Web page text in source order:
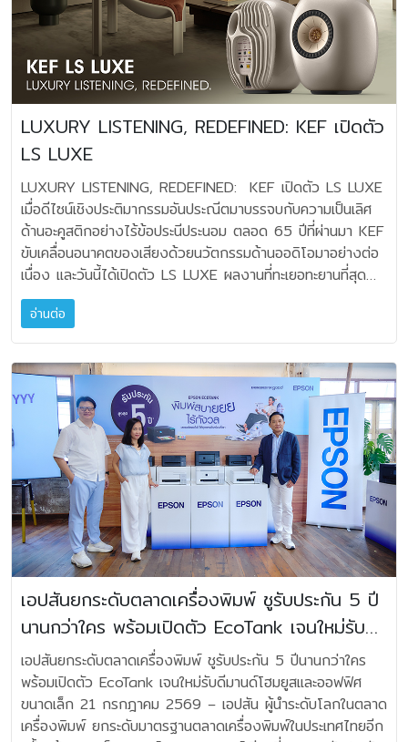
100 วัตต์ RMS ผ่านวูฟเฟอร์ขนาด 5.25 นิ้ว 1 ตัว และทวีต
เตอร์ Silk Dome ขนาด 0.75 นิ้ว 2 ตัว ให้เสียงต่ำที่หนักแน่น
และเสียงสูงที่คมชัด ขณะที่ AI Sound Boost ช่วยเพิ่มพลัง
เสียงและลดความผิดเพี้ยนเมื่อเปิดในระดับเสียงสูง ทำให้ทั้งเสียง
ร้อง ดนตรีประกอบ และจังหวะของเพลงคาราโอเกะยังคงชัดเจน
และเต็มอารมณ์ตลอดการร้อง ไฟเอฟเฟกต์แบบไดนามิกและ
เอฟเฟกต์สโตรบที่เคลื่อนไหวตามจังหวะเพลง ช่วยเติมเต็ม
บรรยากาศให้ทุกการร้อง สนุกยิ่งขึ้น และเปลี่ยนพื้นที่ธรรมดาให้
กลายเป็นเวทีคาราโอเกะส่วนตัวได้ในทันที เชื่อมต่อด้วย
Auracast™ และสนุกต่อเนื่องได้ยาวนาน ด้วย Bluetooth 5.4
และเทคโนโลยี Auracast™ ผู้ใช้สามารถจับคู่ JBL PartyBox
Encore 2 Plus จำนวน 2 ตัว เพื่อสร้างเสียงสเตอริโอ หรือ
เชื่อมต่อกับลำโพง JBL รุ่นอื่นที่รองรับ Auracast™ ได้พร้อม
กันหลายตัวแบบไร้สาย เพื่อขยายพื้นที่เสียงให้เหมาะกับทั้งห้องนั่ง
เล่น งานรวมกลุ่ม หรือปาร์ตี้คาราโอเกะที่มีผู้ร่วมงานมากขึ้น
แบตเตอรี่รองรับการเล่นเพลงได้นานสูงสุด 15 ชั่วโมงต่อการ
ชาร์จหนึ่งครั้ง โดยระยะเวลาการใช้งานจริง ขึ้นอยู่กับระดับเสียง
และประเภทของคอนเทนต์ เมื่อใกล้ถึงช่วงเพลงไฮไลต์ ผู้ใช้
สามารถชาร์จเร็วเพียง 10 นาที เพื่อเพิ่มเวลาเล่นเพลงได้สูงสุด
อีก 80 นาที หรือเปลี่ยนแบตเตอรี่สำรองที่จำหน่ายแยกต่างหาก
เพื่อยืดเวลาการร้อง และความสนุกให้ต่อเนื่องไม่มีสะดุด
ออกแบบมาเพื่อทุกโอกาส ผู้ใช้สามารถควบคุมเพลง การตั้งค่า
EQ ไฟเอฟเฟกต์ และเอฟเฟกต์ DJ ผ่านแอป JBL One ได้จาก
ทุกมุมของพื้นที่จัดงาน พร้อมมาตรฐานกันน้ำกระเซ็น IPX4 จึง
เหมาะกับทั้งค่ำคืนคาราโอเกะภายในบ้าน งานสังสรรค์ริมสระ และ
กิจกรรมกลางแจ้ง ตัวเครื่องมีขนาดกะทัดรัด พร้อมด้ามจับแบบ
ยืดหยุ่นและการออกแบบตามหลักสรีรศาสตร์ เพื่อความสะดวกใน
การเคลื่อนย้าย นอกจากนี้ JBL PartyBox Encore 2 Plus
ยังใช้ส่วนประกอบจากพลาสติกรีไซเคิลหลังการใช้งาน และบรรจุ
ถั่วเหลือง สะท้อนความมุ่งมั่นด้านความยั่งยืนของแบรนด์ สรุป
ฟีเจอร์เด่น • EasySing AI Vocal Removal ลดระดับเสียง
ร้องนำแบบเรียลไทม์ ปรับได้ 25%, 50% หรือ 100% •
High-Pitch Enhancement, Natural Reverb และ
BKK พระราม 9 (Show DC เดิม) งานนี้จัดเต็ม ครบ จบ
ทุกโซลูชัน ให้ผู้เข้าร่วมงานได้สัมผัสพลังเสียงระดับเรือธงและ
เทคโนโลยีสุดล้ำ แบบเต็มอิ่ม โดยไฮไลท์สำคัญของงานคือการ
เปิดตัวพร้อม Demo JBL VTX A8 ระบบ Line Array รุ่นใหม่
ล่าสุดจากตระกูล VTX ที่ผู้เข้าร่วมงานได้ฟังพลังเสียงเต็มระบบ
ด้วยหูตัวเองในสภาพการใช้งานจริง เสียงพุ่ง คลีน คมชัดสมคำ
เล่าลือ พร้อมกันนี้ยังมีการเปิดตัว JBL SRX900 Series ที่ยก
ไลน์อัพลำโพง Point-Source รุ่นใหม่ล่าสุดทั้ง SRX912M,
SRX915M และ SRX922 ซึ่งออกแบบมาเพื่อรองรับการใช้งาน
ที่หลากหลาย ตั้งแต่งานอีเวนต์ขนาดกลางไปจนถึงงานคอนเสิร์ต
ขนาดใหญ่ ในส่วนของไมโครโฟน Shure ได้รวมไมค์หลาก
หลายรูปแบบสำหรับงานแสดงสด Live Sound ทั้ง Nexadyne
Series สำหรับร้องเพลงและรับเสียงเครื่องดนตรี อีกทั้ง KSM
Studio ไมค์บันทึกเสียงรุ่นล่าสุด สำหรับมืออาชีพ รวมถึงระบบไร้
สาย SLX-D+ รุ่นใหม่ล่าสุด ที่มีให้เลือกใช้งานทั้งแบบ Single
Channel / Dual / Quad และรองรับฟังก์ชัน ShowLink®
Ease เพื่อการจัดการ RF Management พร้อมรองรับการ
ทำงานผ่าน Dante ที่สะดวกมากยิ่งขึ้น และระบบไร้สายรุ่น
Flagship อย่าง Axient Digital ที่มาพร้อมไมโครโฟน และ
เอียร์มอนิเตอร์ (PSM) ตอบโจทย์คนมืออาชีพภายในงานนี้ได้ครบ
ครัน ด้าน AlphaTheta ผู้นำด้านอุปกรณ์สำหรับ DJ
และงานบันเทิง ซึ่งภายในงานนำเสนอโชว์เคสนวัตกรรม อุปกรณ์
ดีเจรุ่นล่าสุด สำหรับ DJ มืออาชีพ พร้อมโชว์พิเศษจาก น้อง
เพชร PettyRock และ DJ Fluke กับ Set CDJ-3000X และ
DJM-A9 รุ่นยอดนิยม ผสานการเทคนิกการเล่นที่หลากหลาย
แสดงศักยภาพของอุปกรณ์ในสถานการณ์ใช้งานจริงที่ต้อง
อาศัยทั้งความแม่นยำทางเทคนิคและไหวพริบ ทางศิลปะไปพร้อม
กัน การรวมทั้ง 3 แบรนด์ไว้ในงานเดียว ตอกย้ำความเป็น
ผู้นำเข้าและจัดจำหน่ายเครื่องเสียงมืออาชีพ ครบวงจร ครอบคลุม
ตั้งแต่ระบบเสียงขนาดใหญ่สำหรับงานคอนเสิร์ต ไปจนถึง
อุปกรณ์เฉพาะทาง สำหรับสตูดิโอและดนตรีสด นอกจากการได้
ลองฟังและสัมผัสเครื่องจริงแล้ว ผู้เข้าร่วมงานยังได้ร่วมพูดคุย
แลกเปลี่ยนเทคนิคกับทีมงานผู้เชี่ยวชาญ พร้อมฟังประสบการณ์
LUXURY LISTENING, REDEFINED: KEF เปิดตัว
LS LUXE
LUXURY LISTENING, REDEFINED: KEF เปิดตัว LS LUXE
เมื่อดีไซน์เชิงประติมากรรมอันประณีตมาบรรจบกับความเป็นเลิศ
ด้านอะคูสติกอย่างไร้ข้อประนีประนอม ตลอด 65 ปีที่ผ่านมา KEF
ขับเคลื่อนอนาคตของเสียงด้วยนวัตกรรมด้านออดิโอมาอย่างต่อ
เนื่อง และวันนี้ได้เปิดตัว LS LUXE ผลงานที่ทะเยอทะยานที่สุด
ของแบรนด์ ซึ่งพัฒนาร่วมกับ Ross Lovegrove ดีไซเนอร์
ระดับโลก เพื่อมอบนิยามใหม่ให้กับประสบการณ์ luxury
listening ดีไซน์เชิงประติมากรรมที่บรรจบกับความเป็นเลิศด้านอะ
คูสติก LS LUXE เปลี่ยนทุกพื้นที่ให้เป็นโอเอซิสแห่งเสียง ผสาน
ดีไซน์หรูเข้ากับวิศวกรรมอะคูสติกขั้นสูง ขับเคลื่อนด้วย 12th-
generation 6.5-inch Uni-Q® driver พร้อม
Metamaterial Absorption Technology (MAT®) และ
Velocity Control Technology (VECO) ของ KEF ที่ช่วย
ยกระดับทั้งเสียงไร้สายระดับไฮไฟและการอยู่อาศัยที่พิถีพิถันยิ่ง
ขึ้น ออกแบบโดย Ross Lovegrove LS LUXE คือผลงาน
ศิลปะที่ใช้งานได้จริง สร้างบรรยากาศให้พื้นที่แม้ไม่ได้เปิดเพลง
ผลงานนี้สานต่อความร่วมมือระหว่าง KEF และ Ross
Lovegrove จากไอคอนอย่าง Muon, Mu headphones และ
Muo portable speaker สู่ลำโพงไร้สายที่ถ่ายทอดรูปทรงเชิง
ประติมากรรมและเทคโนโลยีให้หลอมรวมเป็นหนึ่งเดียว “ที่ KEF
เรามุ่งมั่นที่จะนิยามประสบการณ์การฟังใหม่ให้สร้างแรงบันดาลใจ
ยิ่งขึ้น LS LUXE คือภาพสะท้อนของวิสัยทัศน์นั้น ความหรูหรา
ที่แท้จริงไม่จำเป็นต้องประกาศตัวเอง แต่สามารถเปลี่ยน
บรรยากาศของพื้นที่ได้อย่างแนบเนียน ผ่านการผสานดีไซน์และอะ
คูสติกอย่างเป็นธรรมชาติ นี่คือคำตอบของเรา เมื่อมีคนถามว่า
เสียงแห่งความหรูหราเป็นอย่างไร” (Grace Lo, President &
อ่านต่อ
เอปสันยกระดับตลาดเครื่องพิมพ์ ชูรับประกัน 5 ปี
นานกว่าใคร พร้อมเปิดตัว EcoTank เจนใหม่รับ
ดีมานด์โฮมยูสและออฟฟิศขนาดเล็ก
เอปสันยกระดับตลาดเครื่องพิมพ์ ชูรับประกัน 5 ปีนานกว่าใคร
พร้อมเปิดตัว EcoTank เจนใหม่รับดีมานด์โฮมยูสและออฟฟิศ
ขนาดเล็ก 21 กรกฎาคม 2569 – เอปสัน ผู้นำระดับโลกในตลาด
เครื่องพิมพ์ ยกระดับมาตรฐานตลาดเครื่องพิมพ์ในประเทศไทยอีก